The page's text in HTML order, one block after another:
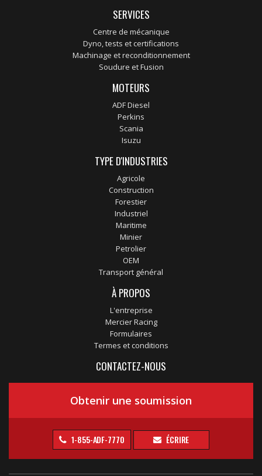
SERVICES
Centre de mécanique
Dyno, tests et certifications
Machinage et reconditionnement
Soudure et Fusion
MOTEURS
ADF Diesel
Perkins
Scania
Isuzu
TYPE D'INDUSTRIES
Agricole
Construction
Forestier
Industriel
Maritime
Minier
Petrolier
OEM
Transport général
À PROPOS
L'entreprise
Mercier Racing
Formulaires
Termes et conditions
CONTACTEZ-NOUS
Obtenir une soumission
1-855-ADF-7770 ÉCRIRE